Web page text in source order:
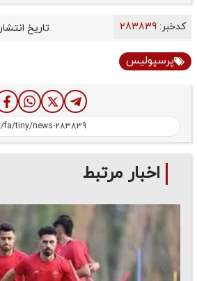
کدخبر: تاریخ انتشار
پرسپولیس
اخبار مرتبط